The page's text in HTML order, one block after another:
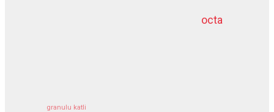
octa
granulu katli
dziļurbums